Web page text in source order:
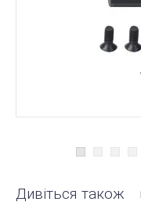
Дивіться також